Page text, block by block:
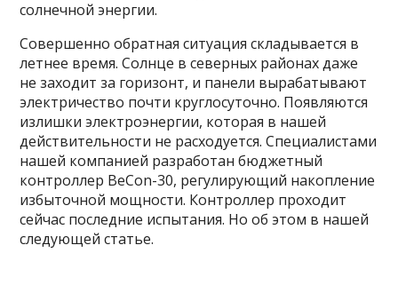
солнечной энергии.
Совершенно обратная ситуация складывается в
летнее время. Солнце в северных районах даже
не заходит за горизонт, и панели вырабатывают
электричество почти круглосуточно. Появляются
излишки электроэнергии, которая в нашей
действительности не расходуется. Специалистами
нашей компанией разработан бюджетный
контроллер BeСon-30, регулирующий накопление
избыточной мощности. Контроллер проходит
сейчас последние испытания. Но об этом в нашей
следующей статье.